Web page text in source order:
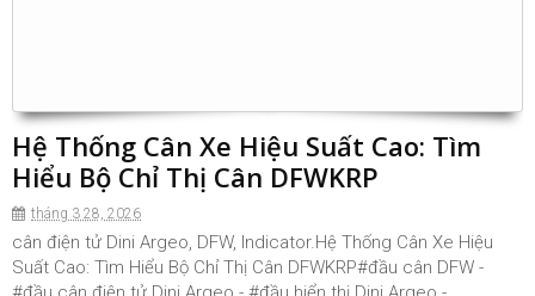
Hệ Thống Cân Xe Hiệu Suất Cao: Tìm
Hiểu Bộ Chỉ Thị Cân DFWKRP
tháng 3 28, 2026
cân điện tử Dini Argeo, DFW, Indicator.Hệ Thống Cân Xe Hiệu
Suất Cao: Tìm Hiểu Bộ Chỉ Thị Cân DFWKRP#đầu cân DFW -